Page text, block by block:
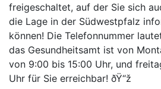
freigeschaltet, auf der Sie sich
die Lage in der Südwestpfalz
können! Die Telefonnummer
das Gesundheitsamt ist von
von 9:00 bis 15:00 Uhr, und
Uhr für Sie erreichbar! ðŸ“ž